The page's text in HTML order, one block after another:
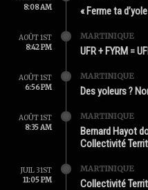
8:08 AM
« Ferme ta
AOÛT 1ST
8:42 PM
MARTINIQUE
UFR + FYRM =
AOÛT 1ST
6:56 PM
MARTINIQUE
Des yoleurs ?
AOÛT 1ST
8:35 AM
MARTINIQUE
Bernard Hayot
Collectivité
JUIL 31ST
11:05 PM
MARTINIQUE
Collectivité